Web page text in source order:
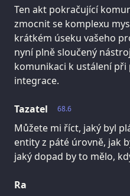
Ten akt pokračující
zmocnit se komplexu
krátkém úseku vašeho
nyní plně sloučený
komunikaci k ustálení při
integrace.
68.6
Tazatel
Můžete mi říct, jaký byl
entity z páté úrovně, jak
jaký dopad by to mělo,
Ra